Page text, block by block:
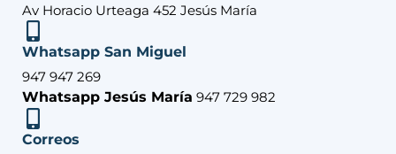
Av Horacio Urteaga 452 Jesús María
Whatsapp San Miguel
947 947 269
Whatsapp Jesús María 947 729 982
Correos